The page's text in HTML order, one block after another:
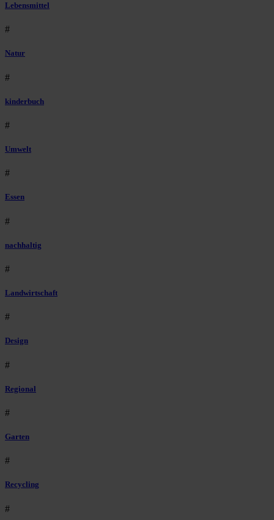
Lebensmittel
#
Natur
#
kinderbuch
#
Umwelt
#
Essen
#
nachhaltig
#
Landwirtschaft
#
Design
#
Regional
#
Garten
#
Recycling
#